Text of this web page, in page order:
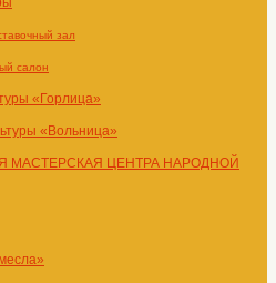
зал
салон
«Горлица»
«Вольница»
МАСТЕРСКАЯ ЦЕНТРА НАРОДНОЙ